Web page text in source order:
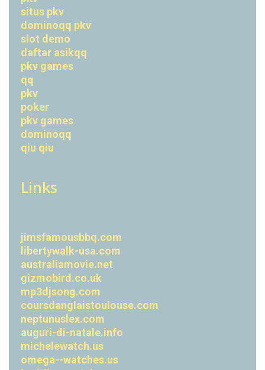
situs pkv
dominoqq pkv
slot demo
daftar asikqq
pkv games
qq
pkv
poker
pkv games
dominoqq
qiu qiu
Links
jimsfamousbbq.com
libertywalk-usa.com
australiamovie.net
gizmobird.co.uk
mp3djsong.com
coursdanglaistoulouse.com
neptunuslex.com
auguri-di-natale.info
michelewatch.us
omega--watches.us